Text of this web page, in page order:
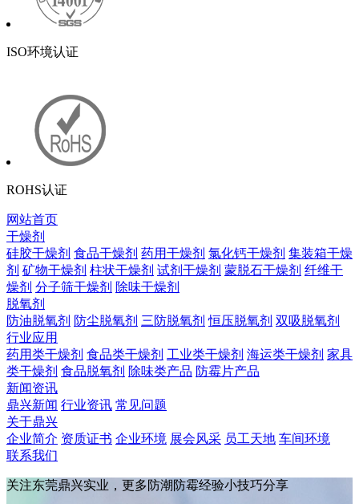
ISO环境认证
ROHS认证
网站首页
干燥剂
硅胶干燥剂 食品干燥剂 药用干燥剂 氯化钙干燥剂 集装箱干燥
剂 矿物干燥剂 柱状干燥剂 试剂干燥剂 蒙脱石干燥剂 纤维干
燥剂 分子筛干燥剂 除味干燥剂
脱氧剂
防油脱氧剂 防尘脱氧剂 三防脱氧剂 恒压脱氧剂 双吸脱氧剂
行业应用
药用类干燥剂 食品类干燥剂 工业类干燥剂 海运类干燥剂 家具
类干燥剂 食品脱氧剂 除味类产品 防霉片产品
新闻资讯
鼎兴新闻 行业资讯 常见问题
关于鼎兴
企业简介 资质证书 企业环境 展会风采 员工天地 车间环境
联系我们
关注东莞鼎兴实业，更多防潮防霉经验小技巧分享